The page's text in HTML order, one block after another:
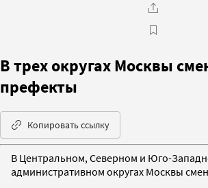
В трех округах Москвы
префекты
Копировать ссылку
В Центральном, Северном и Юго-
административном округах Москвы